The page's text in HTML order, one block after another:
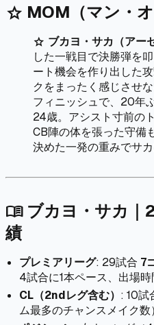
star MOM（マン・
star ブカヨ・サカ（アー
した一戦目で決勝弾を
ート機会を作り出した
クをまったく感じさせ
フィニッシュで、20年
24歳。アシスト寸前の
CB陣の体を張った守備
決めた一発の重みでサカ
menu_book ブカヨ・サカ
績
プレミアリーグ: 29試合 7
4試合に1本ペース、出場時
CL（2ndレグ含む） : 10試
ム最多のチャンスメイク数）